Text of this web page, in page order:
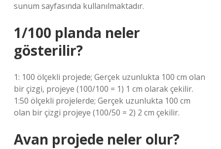
sunum sayfasında kullanılmaktadır.
1/100 planda neler
gösterilir?
1: 100 ölçekli projede; Gerçek uzunlukta 100 cm olan
bir çizgi, projeye (100/100 = 1) 1 cm olarak çekilir.
1:50 ölçekli projelerde; Gerçek uzunlukta 100 cm
olan bir çizgi projeye (100/50 = 2) 2 cm çekilir.
Avan projede neler olur?